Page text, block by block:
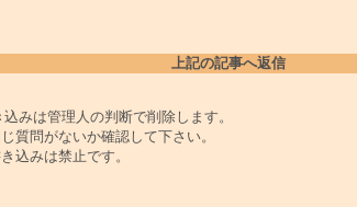
上記の記事へ返信
みは管理人の判断で削除します。
質問がないか確認して下さい。
込みは禁止です。